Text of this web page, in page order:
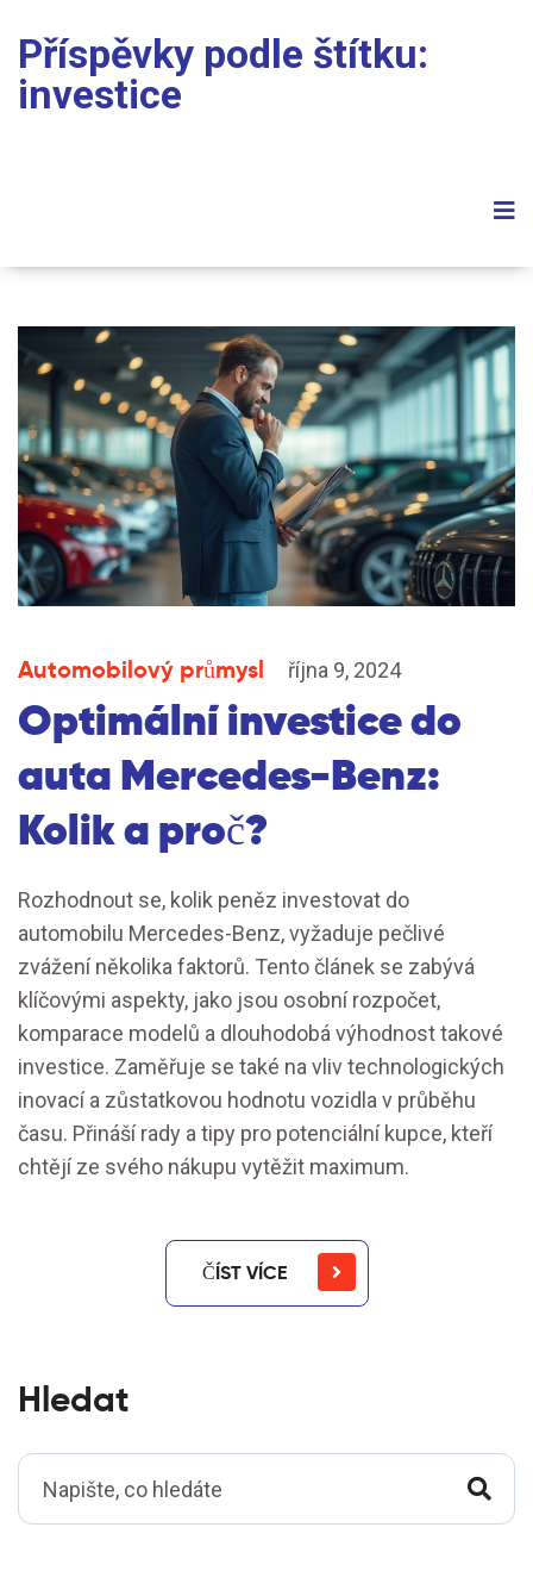
Příspěvky podle štítku:
investice
Automobilový průmysl října 9, 2024
Optimální investice do
auta Mercedes-Benz:
Kolik a proč?
Rozhodnout se, kolik peněz investovat do
automobilu Mercedes-Benz, vyžaduje pečlivé
zvážení několika faktorů. Tento článek se zabývá
klíčovými aspekty, jako jsou osobní rozpočet,
komparace modelů a dlouhodobá výhodnost takové
investice. Zaměřuje se také na vliv technologických
inovací a zůstatkovou hodnotu vozidla v průběhu
času. Přináší rady a tipy pro potenciální kupce, kteří
chtějí ze svého nákupu vytěžit maximum.
ČÍST VÍCE
Hledat